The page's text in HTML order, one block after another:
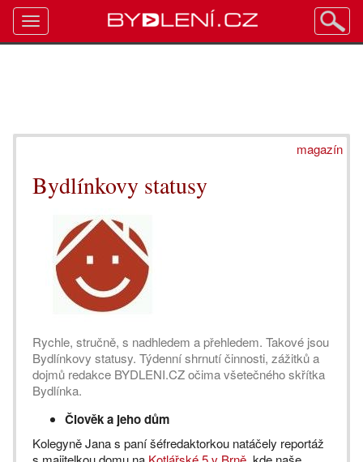
magazín
Bydlínkovy statusy
Rychle, stručně, s nadhledem a přehledem. Takové jsou
Bydlínkovy statusy. Týdenní shrnutí činnosti, zážitků a
dojmů redakce BYDLENI.CZ očima všetečného skřítka
Bydlínka.
Člověk a jeho dům
Kolegyně Jana s paní šéfredaktorkou natáčely reportáž
Toggle
navigation